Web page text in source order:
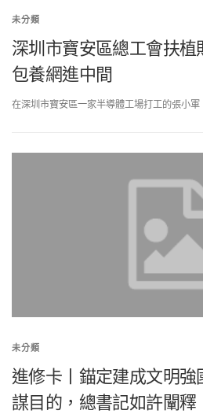
未分類
深圳市寶安區總工會扶
包養網進中間
在深圳市寶安區一家半導體工場打工的張小
未分類
進修卡丨錨定建成文明
謀目的，總書記如許闡釋